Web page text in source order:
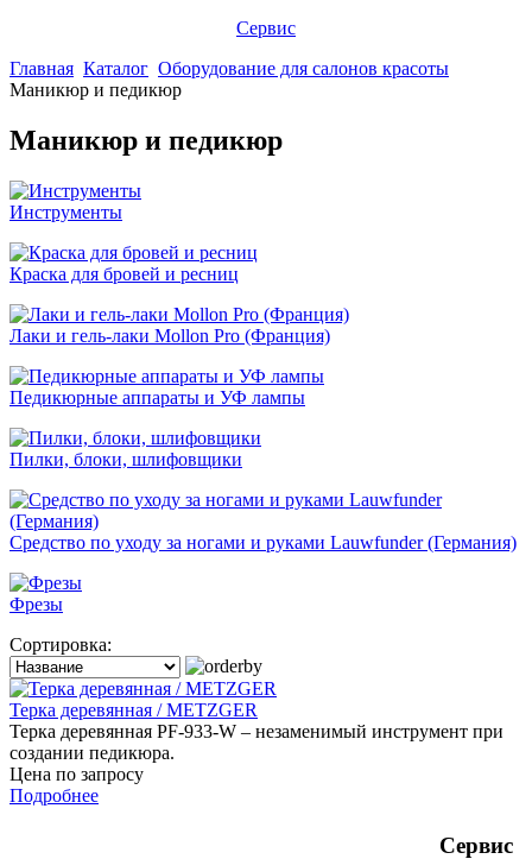
Сервис
Главная Каталог Оборудование для салонов красоты
Маникюр и педикюр
Маникюр и педикюр
Инструменты
Краска для бровей и ресниц
Лаки и гель-лаки Mollon Pro (Франция)
Педикюрные аппараты и УФ лампы
Пилки, блоки, шлифовщики
Средство по уходу за ногами и руками Lauwfunder (Германия)
Фрезы
Сортировка:
Терка деревянная / METZGER
Терка деревянная PF-933-W – незаменимый инструмент при
создании педикюра.
Цена по запросу
Подробнее
Сервис